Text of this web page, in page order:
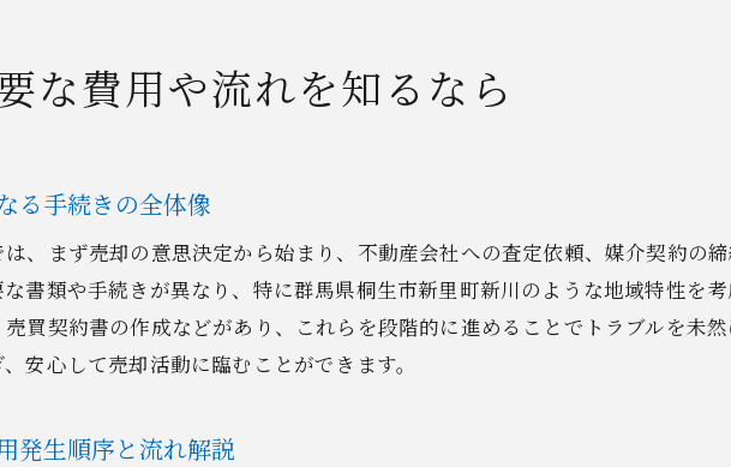
次はトラブル回避方法を押さえよう
手続き費用トラブルを防ぐための確認項目
安心して手続きを進めるための連携方法
売却時のトラブル回避に役立つ知識
な費用や流れを知るなら
る手続きの全体像
、まず売却の意思決定から始まり、不動産会社への査定依頼、媒介契約の
書類や手続きが異なり、特に群馬県桐生市新里町新川のような地域特性を
買契約書の作成などがあり、これらを段階的に進めることでトラブルを未
安心して売却活動に臨むことができます。
発生順序と流れ解説